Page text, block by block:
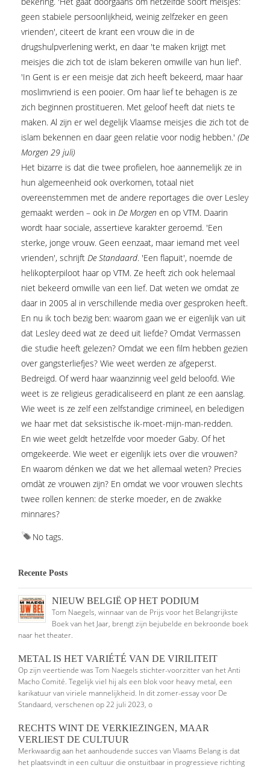
geen stabiele persoonlijkheid, weinig zelfzeker en geen
vrienden', citeert de krant een vrouw die in de
drugshulpverlening werkt, en daar 'te maken krijgt met
meisjes die zich tot de islam bekeren omwille van hun lief'.
'In Gent is er een meisje dat zich heeft bekeerd, maar haar
moslimvriend is een pooier. Om haar lief te behagen is ze
zich beginnen prostitueren. Met geloof heeft dat niets te
maken. Al zijn er wel degelijk Vlaamse meisjes die zich tot de
islam bekennen en daar geen relatie voor nodig hebben.' (De
Morgen 29 juli)
Het bizarre is dat die twee profielen, hoe aannemelijk ze in
hun algemeenheid ook overkomen, totaal niet
overeenstemmen met de andere reportages die over Lesley
gemaakt werden – ook in De Morgen en op VTM. Daarin
wordt haar sociale, assertieve karakter geroemd. 'Een
sterke, jonge vrouw. Geen eenzaat, maar iemand met veel
vrienden', schrijft De Standaard. 'Een flapuit', noemde de
helikopterpiloot haar op VTM. Ze heeft zich ook helemaal
niet bekeerd omwille van een lief. Dat weten we omdat ze
daar in 2005 al in verschillende media over gesproken heeft.
En nu ik toch bezig ben: waarom gaan we er eigenlijk van uit
dat Lesley deed wat ze deed uit liefde? Omdat Vermassen
die studie heeft gelezen? Omdat we een film hebben gezien
over gangsterliefjes? Wie weet werden ze afgeperst.
Bedreigd. Of werd haar waanzinnig veel geld beloofd. Wie
weet is ze religieus geradicaliseerd en plant ze een aanslag.
Wie weet is ze zelf een zelfstandige crimineel, en beledigen
we haar met dat seksistische ik-moet-mijn-man-redden.
En wie weet geldt hetzelfde voor moeder Gaby. Of het
omgekeerde. Wie weet er eigenlijk iets over die vrouwen?
En waarom dénken we dat we het allemaal weten? Precies
omdàt ze vrouwen zijn? En omdat we voor vrouwen slechts
twee rollen kennen: de sterke moeder, en de zwakke
minnares?
No tags.
Recente Posts
NIEUW BELGIË OP HET PODIUM
Tom Naegels, winnaar van de Prijs voor het Belangrijkste
Boek van het Jaar, brengt zijn bejubelde en bekroonde boek
naar het theater.
METAL IS HET VARIÉTÉ VAN DE VIRILITEIT
Op zijn veertiende was Tom Naegels stichter-voorzitter van het Anti
Macho Comité. Tegelijk viel hij als een blok voor heavy metal, een
karikatuur van viriele mannelijkheid. In dit zomer-essay voor De
Standaard, verschenen op 22 juli 2023, o
RECHTS WINT DE VERKIEZINGEN, MAAR
VERLIEST DE CULTUUR
Merkwaardig aan het aanhoudende succes van Vlaams Belang is dat
het plaatsvindt in een cultuur die onstuitbaar in progressieve richting